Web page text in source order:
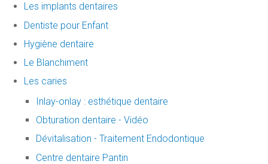
Les implants dentaires
Dentiste pour Enfant
Hygiène dentaire
Le Blanchiment
Les caries
Inlay-onlay : esthétique dentaire
Obturation dentaire - Vidéo
Dévitalisation - Traitement Endodontique
Centre dentaire Pantin